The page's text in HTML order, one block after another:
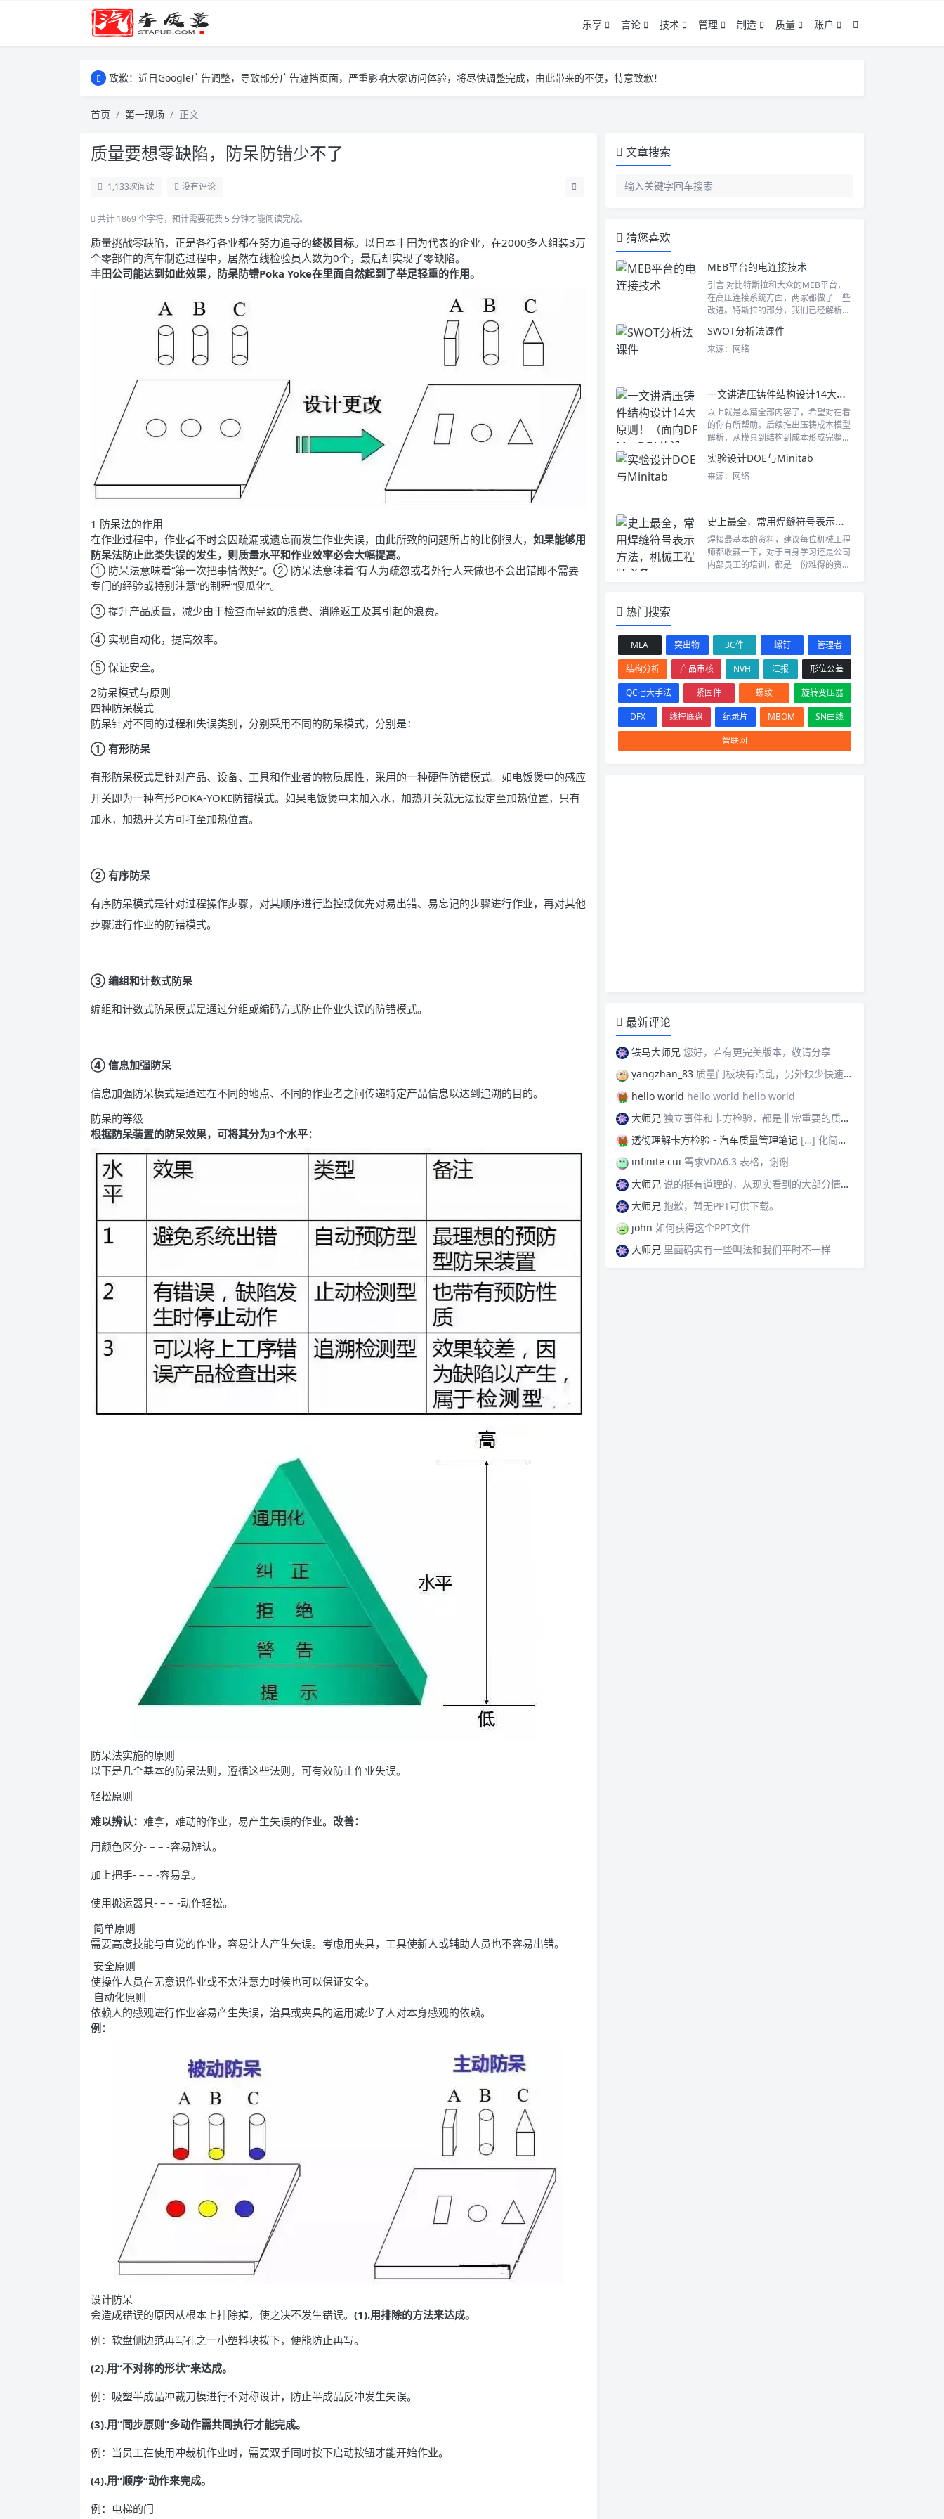
乐享 言论 技术 管理 制造 质量
账户
致歉：近日Google广告调整，导致部分广告遮挡页面，严重影响大家访问体验，将尽快调整完成，由此带来的不便，特意致歉！
致歉：近日Google广告调整，导致部分广告遮挡页面，严重影响大家访问体验，将尽快调整完成，由此带来的不便，特意致歉！
首页 第一现场 正文
质量要想零缺陷，防呆防错少不了
1,133次阅读 没有评论
共计 1869 个字符，预计需要花费 5 分钟才能阅读完成。
质量挑战零缺陷，正是各行各业都在努力追寻的终极目标。以日本丰田为代表的企业，在2000多人组装3万
个零部件的汽车制造过程中，居然在线检验员人数为0个，最后却实现了零缺陷。
丰田公司能达到如此效果，防呆防错Poka Yoke在里面自然起到了举足轻重的作用。
1 防呆法的作用
在作业过程中，作业者不时会因疏漏或遗忘而发生作业失误，由此所致的问题所占的比例很大， 如果能够用
防呆法防止此类失误的发生，则质量水平和作业效率必会大幅提高。
① 防呆法意味着“第一次把事情做好”。② 防呆法意味着“有人为疏忽或者外行人来做也不会出错即不需要
专门的经验或特别注意”的制程“傻瓜化”。
③ 提升产品质量，减少由于检查而导致的浪费、消除返工及其引起的浪费。
④ 实现自动化，提高效率。
⑤ 保证安全。
2防呆模式与原则
四种防呆模式
防呆针对不同的过程和失误类别，分别采用不同的防呆模式，分别是：
① 有形防呆
有形防呆模式是针对产品、设备、工具和作业者的物质属性，采用的一种硬件防错模式。如电饭煲中的感应
开关即为一种有形POKA-YOKE防错模式。如果电饭煲中未加入水，加热开关就无法设定至加热位置，只有
加水，加热开关方可打至加热位置。
② 有序防呆
有序防呆模式是针对过程操作步骤，对其顺序进行监控或优先对易出错、易忘记的步骤进行作业，再对其他
步骤进行作业的防错模式。
③ 编组和计数式防呆
编组和计数式防呆模式是通过分组或编码方式防止作业失误的防错模式。
④ 信息加强防呆
信息加强防呆模式是通过在不同的地点、不同的作业者之间传递特定产品信息以达到追溯的目的。
防呆的等级
根据防呆装置的防呆效果，可将其分为3个水平：
防呆法实施的原则
以下是几个基本的防呆法则，遵循这些法则，可有效防止作业失误。
轻松原则
难以辨认： 难拿，难动的作业，易产生失误的作业。 改善：
用颜色区分- – – -容易辨认。
加上把手- – – -容易拿。
使用搬运器具- – – -动作轻松。
简单原则
需要高度技能与直觉的作业，容易让人产生失误。考虑用夹具，工具使新人或辅助人员也不容易出错。
安全原则
使操作人员在无意识作业或不太注意力时候也可以保证安全。
自动化原则
依赖人的感观进行作业容易产生失误，治具或夹具的运用减少了人对本身感观的依赖。
例：
设计防呆
会造成错误的原因从根本上排除掉，使之决不发生错误。 (1).用排除的方法来达成。
例：软盘侧边范再写孔之一小塑料块拨下，便能防止再写。
(2).用“不对称的形状”来达成。
例：吸塑半成品冲裁刀模进行不对称设计，防止半成品反冲发生失误。
(3).用“同步原则”多动作需共同执行才能完成。
例：当员工在使用冲裁机作业时，需要双手同时按下启动按钮才能开始作业。
(4).用“顺序”动作来完成。
例：电梯的门
文章搜索
猜您喜欢
MEB平台的电连接技术
引言 对比特斯拉和大众的MEB平台，
在高压连接系统方面，两家都做了一些
改进。特斯拉的部分，我们已经解析过
SWOT分析法课件
来源：网络
一文讲清压铸件结构设计14大原则！（面向DFM、DFA的设计）
以上就是本篇全部内容了，希望对在看
的你有所帮助。后续推出压铸成本模型
解析，从模具到结构到成本形成完整体
实验设计DOE与Minitab
来源：网络
史上最全，常用焊缝符号表示方法，机械工程师必备
焊接最基本的资料，建议每位机械工程
师都收藏一下，对于自身学习还是公司
内部员工的培训，都是一份难得的资
热门搜索
MLA 突出物 3C件 螺钉
管理者
结构分析
产品审核 NVH 汇报
形位公差
QC七大手法
紧固件 螺纹
旋转变压器
DFX
线控底盘 纪录片 MBOM
SN曲线
智联网
最新评论
铁马大师兄 您好，若有更完美版本，敬请分享
yangzhan_83 质量门板块有点乱，另外缺少快速反应板块。
hello world hello world hello world
大师兄 独立事件和卡方检验，都是非常重要的质量管理概念，挺难理解的。
透彻理解卡方检验 - 汽车质量管理笔记 […] 化简后的式子是我们在卡方检验中需要用到的式子，所以请大家牢记！对于上述式子有疑惑的读者可以学习基础的概率论，也可以参考我之前写的一篇关于独立的文章（《【直观数学】如何理解两事件间的独立关系》）。如果没有问题的话，我们可以进入到卡方检验原理与步骤的主体介绍部分！ […]
infinite cui 需求VDA6.3 表格，谢谢
大师兄 说的挺有道理的，从现实看到的大部分情况，做技术的人都比较直，对技术的一丝不苟，容易在遇到需要展现管理能力的时候，就会表现出短板来。管理需要授权，更多应该思考团队、部门间，人员发展，对未来的变化做出应对等的能力。
大师兄 抱歉，暂无PPT可供下载。
john 如何获得这个PPT文件
大师兄 里面确实有一些叫法和我们平时不一样